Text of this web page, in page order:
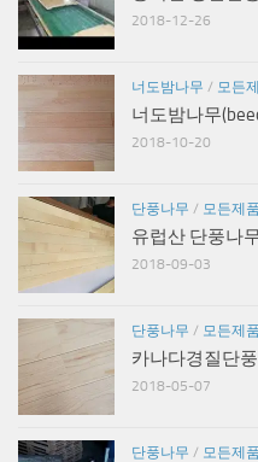
2018-12-26
너도밤나무 / 모든
너도밤나무
2018-10-20
단풍나무 / 모든제품
유럽산 단풍나
2018-09-03
단풍나무 / 모든제품
카나다경질단
2018-05-07
단풍나무 / 모든제품